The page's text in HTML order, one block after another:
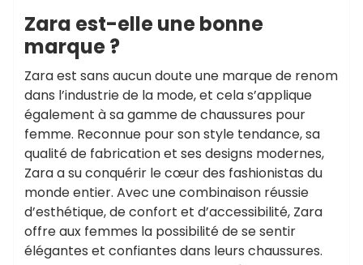
Zara est-elle une bonne
marque ?
Zara est sans aucun doute une marque de renom
dans l’industrie de la mode, et cela s’applique
également à sa gamme de chaussures pour
femme. Reconnue pour son style tendance, sa
qualité de fabrication et ses designs modernes,
Zara a su conquérir le cœur des fashionistas du
monde entier. Avec une combinaison réussie
d’esthétique, de confort et d’accessibilité, Zara
offre aux femmes la possibilité de se sentir
élégantes et confiantes dans leurs chaussures.